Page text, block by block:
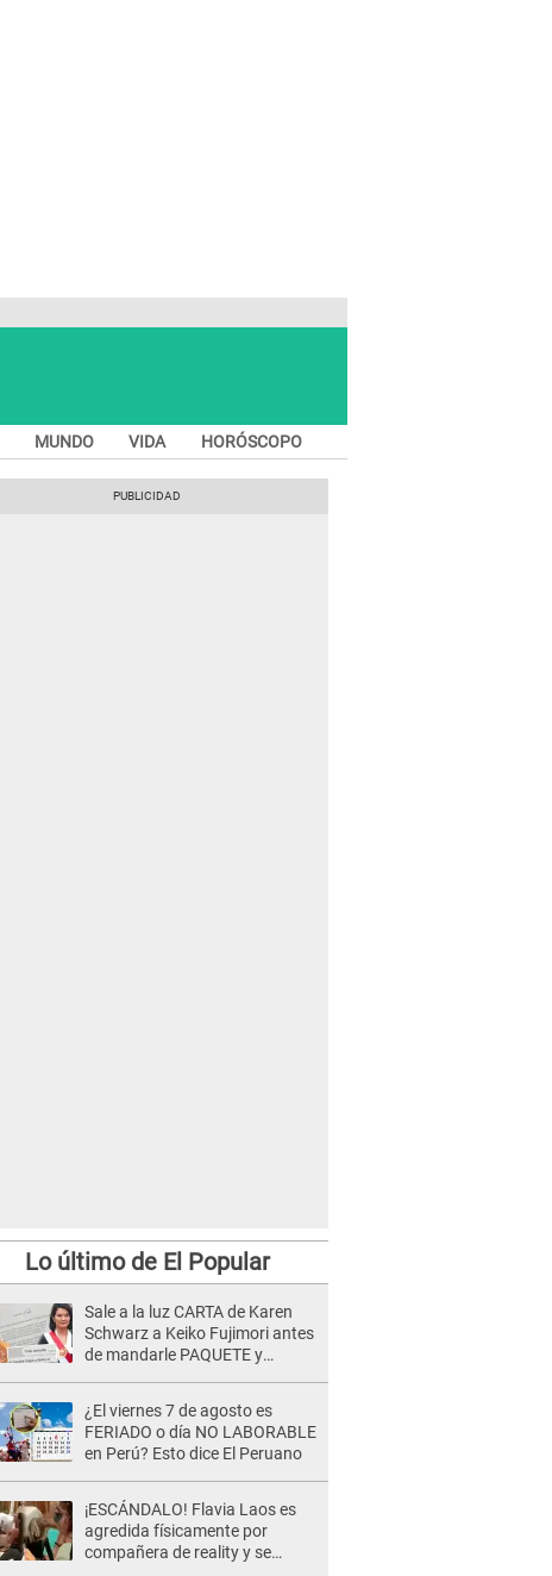
MUNDO VIDA HORÓSCOPO
Lo último de El Popular
Sale a la luz CARTA de Karen
Schwarz a Keiko Fujimori antes
de mandarle PAQUETE y
¿El viernes 7 de agosto es
FERIADO o día NO LABORABLE
en Perú? Esto dice El Peruano
¡ESCÁNDALO! Flavia Laos es
agredida físicamente por
compañera de reality y se